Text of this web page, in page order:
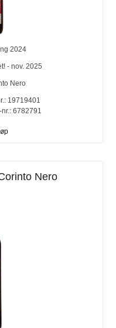
2024
- nov. 2025
Nero
19719401
nr.: 6782791
Nero